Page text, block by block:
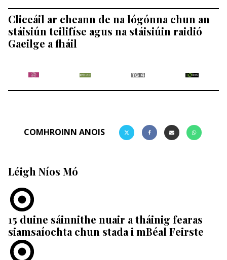
Cliceáil ar cheann de na lógónna chun an
stáisiún teilifíse agus na stáisiúin raidió
Gaeilge a fháil
COMHROINN ANOIS
Léigh Níos Mó
15 duine sáinnithe nuair a tháinig fearas
siamsaíochta chun stada i mBéal Feirste